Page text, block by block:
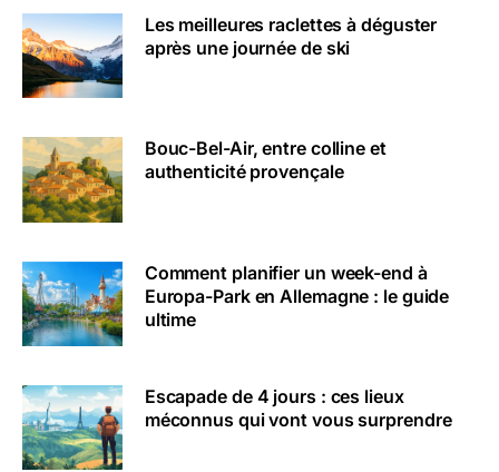
Les meilleures raclettes à déguster
après une journée de ski
Bouc-Bel-Air, entre colline et
authenticité provençale
Comment planifier un week-end à
Europa-Park en Allemagne : le guide
ultime
Escapade de 4 jours : ces lieux
méconnus qui vont vous surprendre